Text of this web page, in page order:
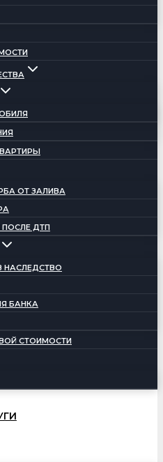
ОТ ЗАЛИВА
ДТП
НАСЛЕДСТВО
БАНКА
СТОИМОСТИ